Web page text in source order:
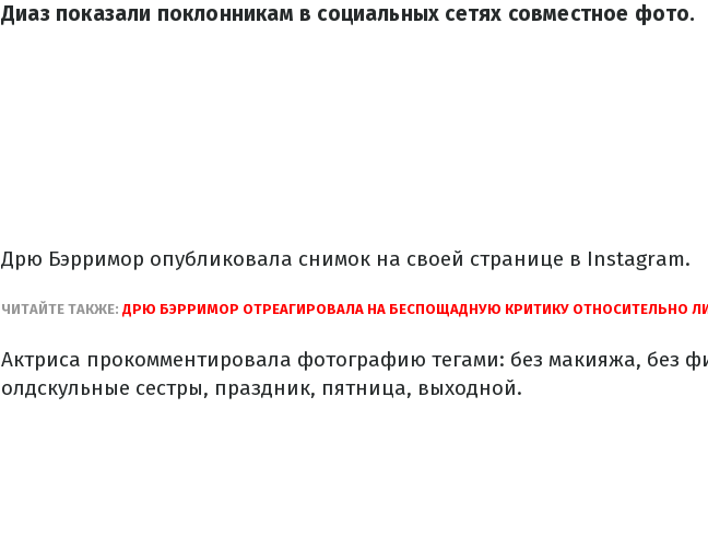
Диаз показали поклонникам в социальных сетях совместное фото.
Дрю Бэрримор опубликовала снимок на своей странице в Instagram.
ЧИТАЙТЕ ТАКЖЕ: ДРЮ БЭРРИМОР ОТРЕАГИРОВАЛА НА БЕСПОЩАДНУЮ КРИТИКУ ОТНОСИТЕЛЬНО
Актриса прокомментировала фотографию тегами: без макияжа, без
олдскульные сестры, праздник, пятница, выходной.